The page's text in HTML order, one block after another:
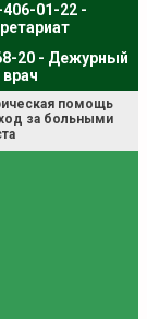
01-22 -
20 - Дежурный
врач
помощь
за больными